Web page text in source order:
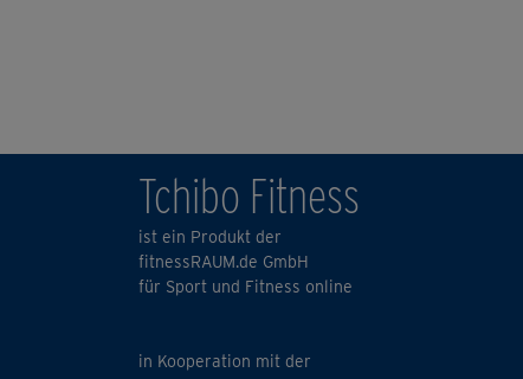
Tchibo Fitness
ist ein Produkt der
fitnessRAUM.de GmbH
für Sport und Fitness online
in Kooperation mit der